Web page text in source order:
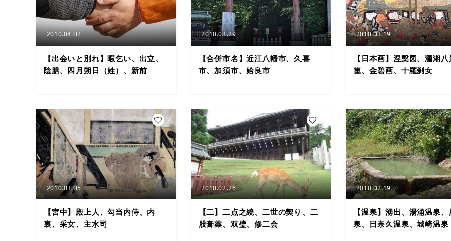
2010.04.02
【出会いと別れ】暇乞い、出立、
陰膳、四月朔日（姓）、新前
2010.03.29
【合併市名】近江八幡市、久喜
市、加須市、姶良市
2010.03.19
【日本画】涅槃図、瀟湘
篦、金碧画、十羅刹女
2010.03.05
【宮中】殿上人、勾当内侍、内
裏、采女、主水司
2
2010.02.26
【二】二点之繞、二世の契り、二
股膏薬、双璧、修二会
2010.02.19
【温泉】湧出、湯涌温泉
泉、日奈久温泉、城崎温泉